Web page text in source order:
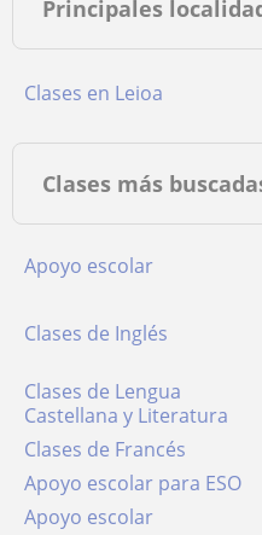
Principales
Clases en Leioa
Clases más
Apoyo escolar
Clases de Inglés
Clases de Lengua
Castellana y Literatura
Clases de Francés
Apoyo escolar para ESO
Apoyo escolar